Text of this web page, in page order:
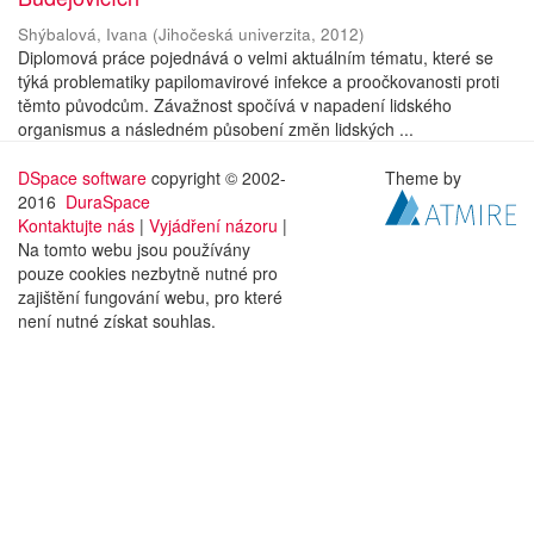
Shýbalová, Ivana (Jihočeská univerzita, 2012)
Diplomová práce pojednává o velmi aktuálním tématu, které se
týká problematiky papilomavirové infekce a proočkovanosti proti
těmto původcům. Závažnost spočívá v napadení lidského
organismus a následném působení změn lidských ...
DSpace software copyright © 2002-
2016 DuraSpace
Kontaktujte nás | Vyjádření názoru |
Na tomto webu jsou používány
pouze cookies nezbytně nutné pro
zajištění fungování webu, pro které
není nutné získat souhlas.
Theme by